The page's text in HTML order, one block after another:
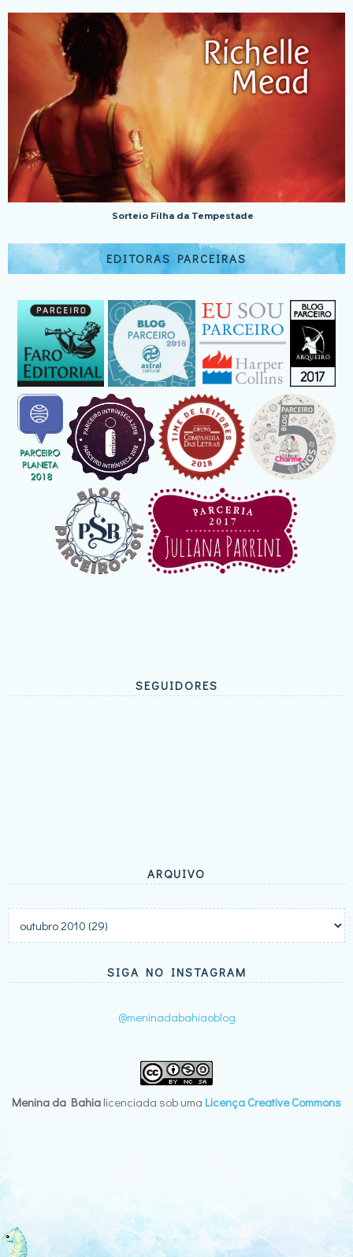
Sorteio Filha da Tempestade
EDITORAS PARCEIRAS
SEGUIDORES
ARQUIVO
SIGA NO INSTAGRAM
@meninadabahiaoblog
Menina da Bahia licenciada sob uma Licença Creative Commons